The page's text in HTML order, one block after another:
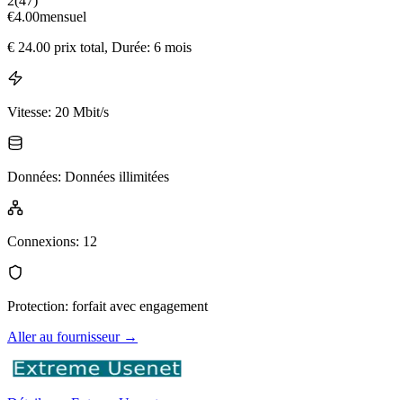
€4.00mensuel
€ 24.00 prix total, Durée: 6 mois
Vitesse: 20 Mbit/s
Données: Données illimitées
Connexions: 12
Protection: forfait avec engagement
Aller au fournisseur→